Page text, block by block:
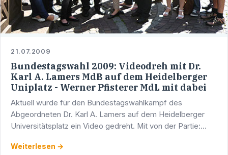
21.07.2009
Bundestagswahl 2009: Videodreh mit Dr.
Karl A. Lamers MdB auf dem Heidelberger
Uniplatz - Werner Pfisterer MdL mit dabei
Aktuell wurde für den Bundestagswahlkampf des
Abgeordneten Dr. Karl A. Lamers auf dem Heidelberger
Universitätsplatz ein Video gedreht. Mit von der Partie:
Heidelberg …
Weiterlesen →